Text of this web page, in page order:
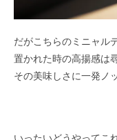
だがこちらのミニャル
置かれた時の高揚感は
その美味しさに一発ノ